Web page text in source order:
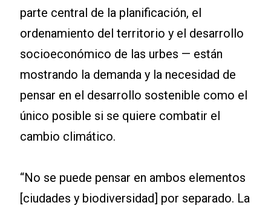
parte central de la planificación, el
ordenamiento del territorio y el desarrollo
socioeconómico de las urbes — están
mostrando la demanda y la necesidad de
pensar en el desarrollo sostenible como el
único posible si se quiere combatir el
cambio climático.
“No se puede pensar en ambos elementos
[ciudades y biodiversidad] por separado. La